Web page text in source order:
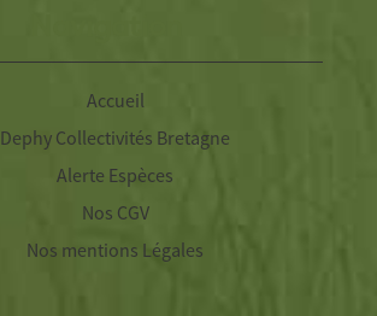
Accueil
Dephy Collectivités Bretagne
Alerte Espèces
Nos CGV
Nos mentions Légales